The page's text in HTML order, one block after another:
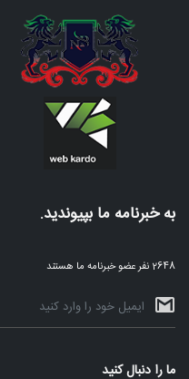
به خبرنامه ما بپیوندید.
2648 نفر عضو خبرنامه ما هستند
ما را دنبال کنید